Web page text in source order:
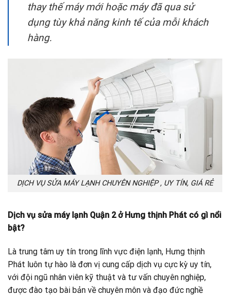
thay thế máy mới hoặc máy đã qua sử
dụng tùy khả năng kinh tế của mỗi khách
hàng.
DỊCH VỤ SỬA MÁY LẠNH CHUYÊN NGHIỆP , UY TÍN, GIÁ RẺ
Dịch vụ sửa máy lạnh Quận 2 ở Hưng thịnh Phát có gì nổi
bật?
Là trung tâm uy tín trong lĩnh vực điện lạnh, Hưng thịnh
Phát luôn tự hào là đơn vị cung cấp dịch vụ cực kỳ uy tín,
với đội ngũ nhân viên kỹ thuật và tư vấn chuyên nghiệp,
được đào tạo bài bản về chuyên môn và đạo đức nghề